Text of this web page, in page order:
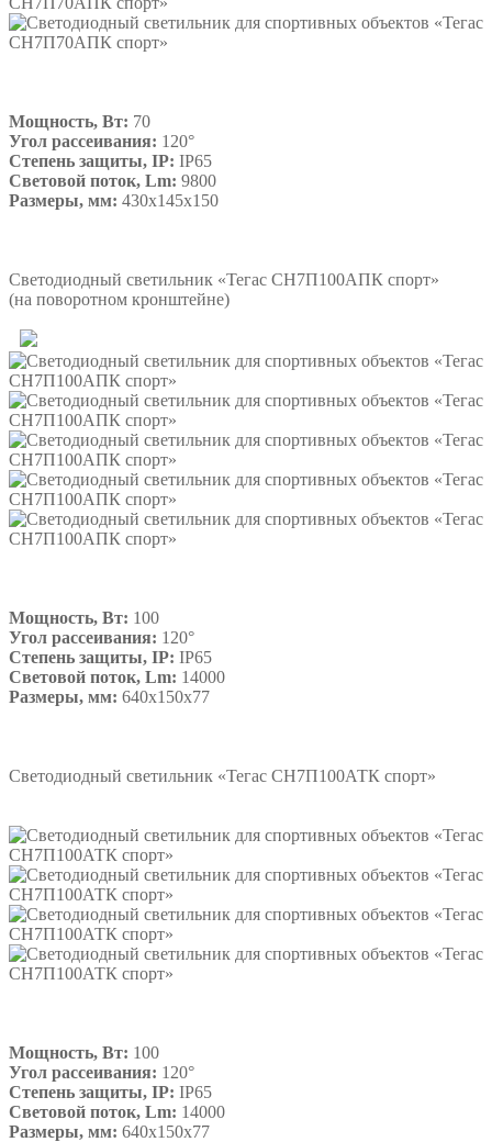
Мощность, Вт: 70
Угол рассеивания: 120°
Степень защиты, IP: IP65
Световой поток, Lm: 9800
Размеры, мм: 430х145х150
Светодиодный светильник «Тегас СН7П100АПК спорт»
(на поворотном кронштейне)
Мощность, Вт: 100
Угол рассеивания: 120°
Степень защиты, IP: IP65
Световой поток, Lm: 14000
Размеры, мм: 640х150х77
Светодиодный светильник «Тегас СН7П100АТК спорт»
Мощность, Вт: 100
Угол рассеивания: 120°
Степень защиты, IP: IP65
Световой поток, Lm: 14000
Размеры, мм: 640х150х77